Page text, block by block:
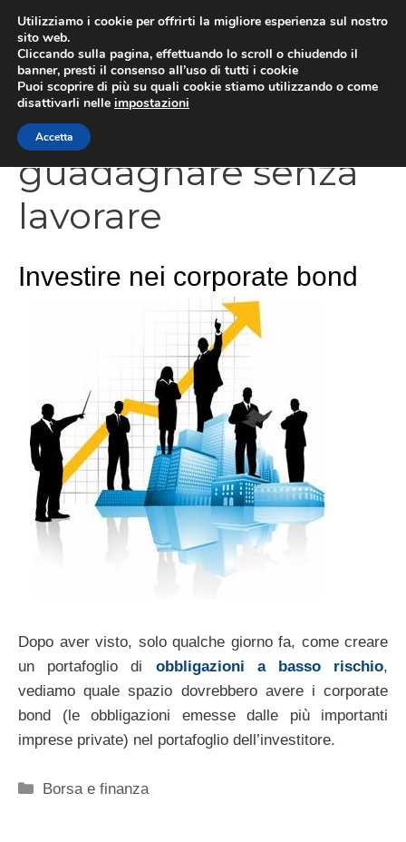
contenuto
guadagnare senza
lavorare
Investire nei corporate bond
Dopo aver visto, solo qualche giorno fa, come creare
un portafoglio di obbligazioni a basso rischio,
vediamo quale spazio dovrebbero avere i corporate
bond (le obbligazioni emesse dalle più importanti
imprese private) nel portafoglio dell’investitore.
Categorie
Borsa e finanza
Utilizziamo i cookie per offrirti la migliore esperienza sul nostro
sito web.
Cliccando sulla pagina, effettuando lo scroll o chiudendo il
banner, presti il consenso all’uso di tutti i cookie
Puoi scoprire di più su quali cookie stiamo utilizzando o come
disattivarli nelle impostazioni
Accetta